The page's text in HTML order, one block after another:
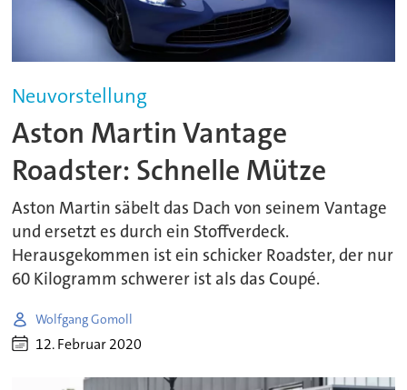
Neuvorstellung
Aston Martin Vantage
Roadster: Schnelle Mütze
Aston Martin säbelt das Dach von seinem Vantage
und ersetzt es durch ein Stoffverdeck.
Herausgekommen ist ein schicker Roadster, der nur
60 Kilogramm schwerer ist als das Coupé.
Wolfgang Gomoll
12. Februar 2020